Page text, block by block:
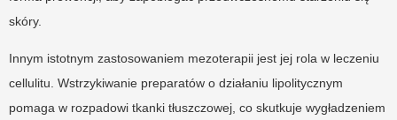
skóry.
Innym istotnym zastosowaniem mezoterapii jest jej rola w leczeniu
cellulitu. Wstrzykiwanie preparatów o działaniu lipolitycznym
pomaga w rozpadowi tkanki tłuszczowej, co skutkuje wygładzeniem